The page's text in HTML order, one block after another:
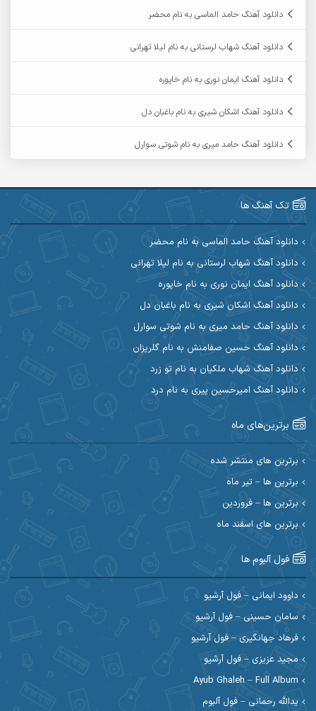
آرین صیادی
آرین مریدی
آوات بوکانی آوات یگانه
آیت احمدنژاد
ابراهیم شمس ابوالحسن جاویدان
ابی حسینی
احسان آیینفر احسان اصغری
احسان امیدوار
احسان حیدری احسان دریادل
احسان رمضانی احسان علیانی
احسان کریمی احسان کمری
احسان مرادیان احمد اسلامی
احمد بیرانوند
احمد صحراییان
احمد نازدار احمد نوریان
احمدرضا امرایی
دانلود آهنگ حامد الماسی به نام محضر
دانلود آهنگ شهاب لرستانی به نام لیلا تهرانی
دانلود آهنگ ایمان نوری به نام خاپوره
دانلود آهنگ اشکان شیری به نام باغبان دل
دانلود آهنگ حامد میری به نام شوتی سوارل
تک آهنگ ها
دانلود آهنگ حامد الماسی به نام محضر
دانلود آهنگ شهاب لرستانی به نام لیلا تهرانی
دانلود آهنگ ایمان نوری به نام خاپوره
دانلود آهنگ اشکان شیری به نام باغبان دل
دانلود آهنگ حامد میری به نام شوتی سوارل
دانلود آهنگ حسین صفامنش به نام گلریزان
دانلود آهنگ شهاب ملکیان به نام تو زرد
دانلود آهنگ امیرحسین پیری به نام درد
برترین‌های ماه
برترین های منتشر شده
برترین ها – تیر ماه
برترین ها – فروردین
برترین های اسفند ماه
فول آلبوم ها
داوود ایمانی – فول آرشیو
سامان حسینی – فول آرشیو
فرهاد جهانگیری – فول آرشیو
مجید عزیزی – فول آرشیو
Ayub Ghaleh – Full Album
یدالله رحمانی – فول آلبوم